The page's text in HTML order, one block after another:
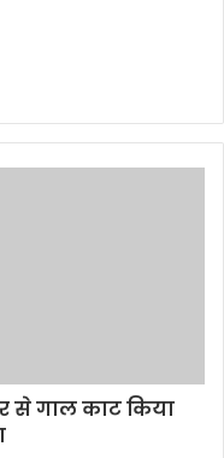
से गाल काट किया